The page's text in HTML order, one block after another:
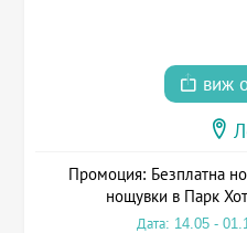
виж
Промоция: Безплатна
нощувки в Парк
Дата: 14.05 -